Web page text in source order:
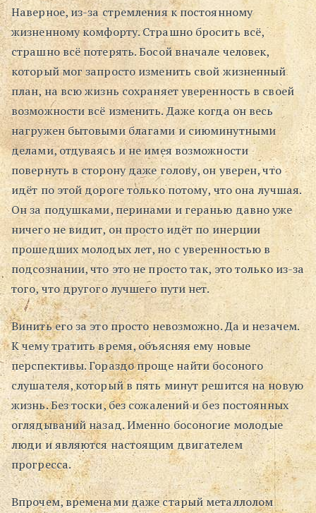
Наверное, из-за стремления к постоянному
жизненному комфорту. Страшно бросить всё,
страшно всё потерять. Босой вначале человек,
который мог запросто изменить свой жизненный
план, на всю жизнь сохраняет уверенность в своей
возможности всё изменить. Даже когда он весь
нагружен бытовыми благами и сиюминутными
делами, отдуваясь и не имея возможности
повернуть в сторону даже голову, он уверен, что
идёт по этой дороге только потому, что она лучшая.
Он за подушками, перинами и геранью давно уже
ничего не видит, он просто идёт по инерции
прошедших молодых лет, но с уверенностью в
подсознании, что это не просто так, это только из-за
того, что другого лучшего пути нет.
Винить его за это просто невозможно. Да и незачем.
К чему тратить время, объясняя ему новые
перспективы. Гораздо проще найти босоного
слушателя, который в пять минут решится на новую
жизнь. Без тоски, без сожалений и без постоянных
оглядываний назад. Именно босоногие молодые
люди и являются настоящим двигателем
прогресса.
Впрочем, временами даже старый металлолом